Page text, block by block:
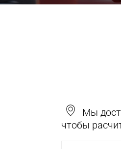
Мы
чтобы